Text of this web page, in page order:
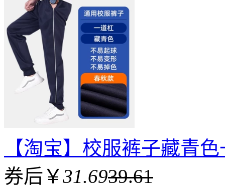
【淘宝】校服裤子藏青
券后￥31.6939.61